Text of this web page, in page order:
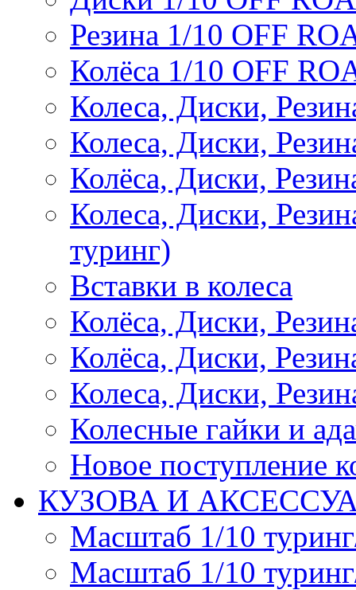
Резина 1/10 OFF
Колёса 1/10 OFF
Колеса, Диски,
Колеса, Диски,
Колёса, Диски,
Колеса, Диски,
туринг)
Вставки в колеса
Колёса, Диски,
Колёса, Диски,
Колеса, Диски,
Колесные гайки и
Новое поступление
КУЗОВА И
Масштаб 1/10
Масштаб 1/10